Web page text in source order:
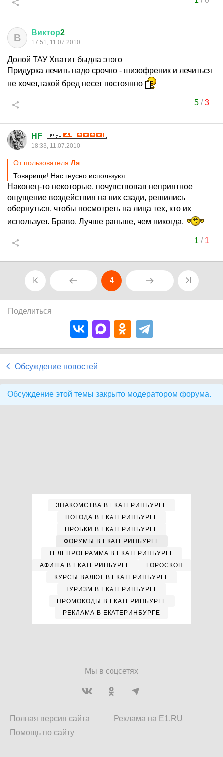
В Виктор2
17:51, 11.07.2010
Долой ТАУ Хватит быдла этого
Придурка лечить надо срочно - шизофреник и лечиться
не хочет,такой бред несет постоянно
5/3
HF
18:33, 11.07.2010
От пользователя Ля
Товарищи! Нас гнусно используют
Наконец-то некоторые, почувствовав неприятное
ощущение воздействия на них сзади, решились
обернуться, чтобы посмотреть на лица тех, кто их
использует. Браво. Лучше раньше, чем никогда.
1 / 1
4
Поделиться
Обсуждение новостей
Обсуждение этой темы закрыто модератором форума.
ЗНАКОМСТВА В ЕКАТЕРИНБУРГЕ
ПОГОДА В ЕКАТЕРИНБУРГЕ
ПРОБКИ В ЕКАТЕРИНБУРГЕ
ФОРУМЫ В ЕКАТЕРИНБУРГЕ
ТЕЛЕПРОГРАММА В ЕКАТЕРИНБУРГЕ
АФИША В ЕКАТЕРИНБУРГЕ
ГОРОСКОП
КУРСЫ ВАЛЮТ В ЕКАТЕРИНБУРГЕ
ТУРИЗМ В ЕКАТЕРИНБУРГЕ
ПРОМОКОДЫ В ЕКАТЕРИНБУРГЕ
РЕКЛАМА В ЕКАТЕРИНБУРГЕ
Мы в соцсетях
Полная версия сайта
Помощь по сайту
Реклама на E1.RU